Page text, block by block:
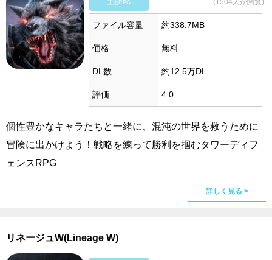
王道RPG (1504人が閲覧)
ファイル容量 約338.7MB
価格 無料
DL数 約12.5万DL
評価 4.0
個性豊かなキャラたちと一緒に、混沌の世界を救うために
冒険に出かけよう！戦略を練って勝利を掴むタワーディフ
ェンスRPG
詳しく見る >
リネージュW(Lineage W)